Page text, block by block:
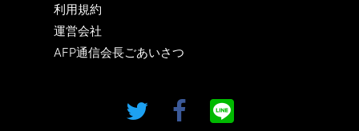
利用規約
運営会社
AFP通信会長ごあいさつ